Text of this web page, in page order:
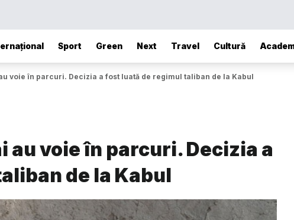
Sport Green Next Travel Cultură
voie în parcuri. Decizia a fost luată de regimul taliban de la Kabul
au voie în parcuri. Decizia a
de la Kabul